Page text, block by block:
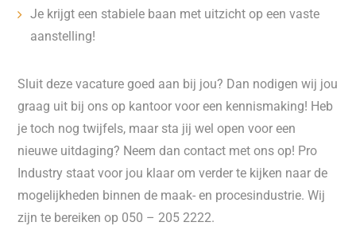
Je krijgt een stabiele baan met uitzicht op een vaste
aanstelling!
Sluit deze vacature goed aan bij jou? Dan nodigen wij jou
graag uit bij ons op kantoor voor een kennismaking! Heb
je toch nog twijfels, maar sta jij wel open voor een
nieuwe uitdaging? Neem dan contact met ons op! Pro
Industry staat voor jou klaar om verder te kijken naar de
mogelijkheden binnen de maak- en procesindustrie. Wij
zijn te bereiken op 050 – 205 2222.